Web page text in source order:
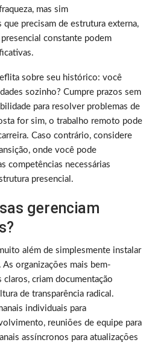
mas sim
precisam de estrutura externa,
constante podem
sobre seu histórico: você
sozinho? Cumpre prazos sem
para resolver problemas de
for sim, o trabalho remoto pode
Caso contrário, considere
onde você pode
competências necessárias
presencial.
gerenciam
além de simplesmente instalar
organizações mais bem-
claros, criam documentação
de transparência radical.
individuais para
reuniões de equipe para
assíncronos para atualizações